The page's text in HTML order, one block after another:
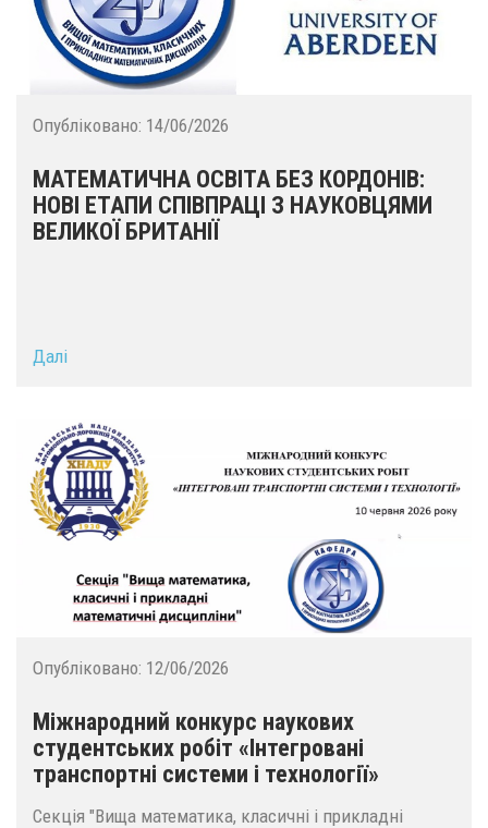
Опубліковано: 14/06/2026
МАТЕМАТИЧНА ОСВІТА БЕЗ КОРДОНІВ:
НОВІ ЕТАПИ СПІВПРАЦІ З НАУКОВЦЯМИ
ВЕЛИКОЇ БРИТАНІЇ
Далі
Опубліковано: 12/06/2026
Міжнародний конкурс наукових
студентських робіт «Інтегровані
транспортні системи і технології»
Секція "Вища математика, класичні і прикладні